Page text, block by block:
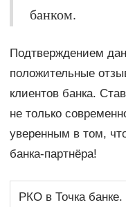
банком.
Подтверждением
положительные
клиентов банка.
не только
уверенным в том,
банка-партнёра!
РКО в Точка банке.